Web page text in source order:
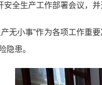
安全生产工作部署会议，
无小事”作为各项工作重
隐患。